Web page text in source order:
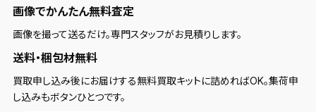
画像でかんたん無料査定
画像を撮って送るだけ。専門スタッフがお見積りします。
送料・梱包材無料
買取申し込み後にお届けする無料買取キットに詰めればOK。集荷申
し込みもボタンひとつです。